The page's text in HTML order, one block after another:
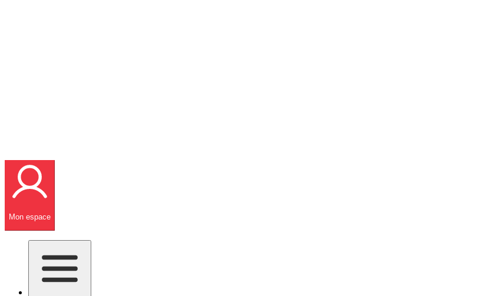
Mon espace